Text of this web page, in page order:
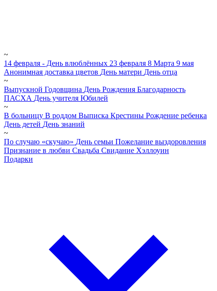
~
14 февраля - День влюблённых 23 февраля 8 Марта 9 мая
Анонимная доставка цветов День матери День отца
~
Выпускной Годовщина День Рождения Благодарность
ПАСХА День учителя Юбилей
~
В больницу В роддом Выписка Крестины Рождение ребенка
День детей День знаний
~
По случаю «скучаю» День семьи Пожелание выздоровления
Признание в любви Свадьба Свидание Хэллоуин
Подарки